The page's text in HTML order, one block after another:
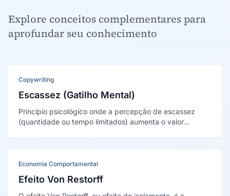
Explore conceitos complementares para
aprofundar seu conhecimento
Copywriting
Escassez (Gatilho Mental)
Princípio psicológico onde a percepção de escassez
(quantidade ou tempo limitados) aumenta o valor
Economia Comportamental
Efeito Von Restorff